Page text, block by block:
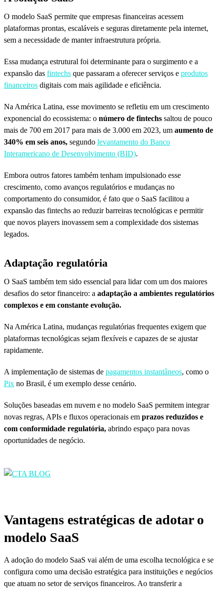
O modelo SaaS permite que empresas financeiras acessem
plataformas prontas, escaláveis e seguras diretamente pela internet,
sem a necessidade de manter infraestrutura própria.
Essa mudança estrutural foi determinante para o surgimento e a
expansão das fintechs que passaram a oferecer serviços e produtos
financeiros digitais com mais agilidade e eficiência.
Na América Latina, esse movimento se refletiu em um crescimento
exponencial do ecossistema: o número de fintechs saltou de pouco
mais de 700 em 2017 para mais de 3.000 em 2023, um aumento de
340% em seis anos, segundo levantamento do Banco
Interamericano de Desenvolvimento (BID).
Embora outros fatores também tenham impulsionado esse
crescimento, como avanços regulatórios e mudanças no
comportamento do consumidor, é fato que o SaaS facilitou a
expansão das fintechs ao reduzir barreiras tecnológicas e permitir
que novos players inovassem sem a complexidade dos sistemas
legados.
Adaptação regulatória
O SaaS também tem sido essencial para lidar com um dos maiores
desafios do setor financeiro: a adaptação a ambientes regulatórios
complexos e em constante evolução.
Na América Latina, mudanças regulatórias frequentes exigem que
plataformas tecnológicas sejam flexíveis e capazes de se ajustar
rapidamente.
A implementação de sistemas de pagamentos instantâneos, como o
Pix no Brasil, é um exemplo desse cenário.
Soluções baseadas em nuvem e no modelo SaaS permitem integrar
novas regras, APIs e fluxos operacionais em prazos reduzidos e
com conformidade regulatória, abrindo espaço para novas
oportunidades de negócio.
Vantagens estratégicas de adotar o
modelo SaaS
A adoção do modelo SaaS vai além de uma escolha tecnológica e se
configura como uma decisão estratégica para instituições e negócios
que atuam no setor de serviços financeiros. Ao transferir a